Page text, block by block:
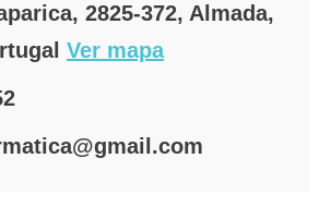
2825-372, Almada,
Ver mapa